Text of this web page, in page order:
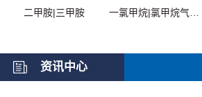
二甲胺|三甲胺
资讯中心